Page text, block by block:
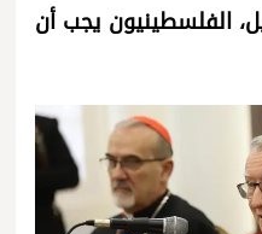
الفلسطينيون يجب أن